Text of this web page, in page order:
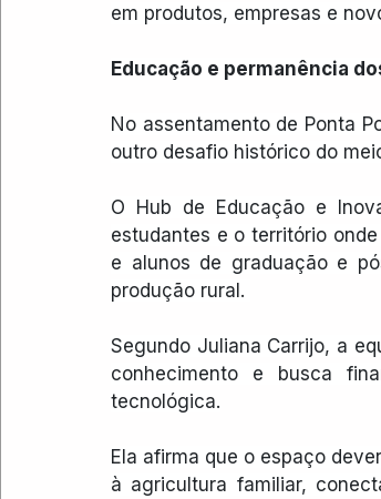
em produtos, empresas e
Educação e permanência
No assentamento de Ponta
outro desafio histórico do
O Hub de Educação e
estudantes e o território
e alunos de graduação e
produção rural.
Segundo Juliana Carrijo, a
conhecimento e busca
tecnológica.
Ela afirma que o espaço
à agricultura familiar,